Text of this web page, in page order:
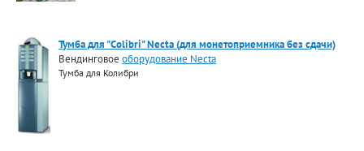
Тумба для "Colibri" Necta (для монетоприемника без сдачи)
Вендинговоеоборудование Necta
Тумба для Колибри